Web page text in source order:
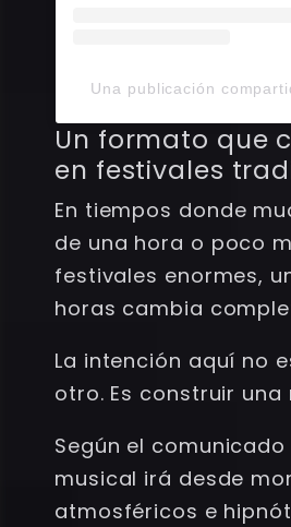
Una publicación
Un formato que
en festivales
En tiempos donde
de una hora o poco
festivales enormes,
horas cambia
La intención aquí no
otro. Es construir una
Según el
musical irá desde
atmosféricos e